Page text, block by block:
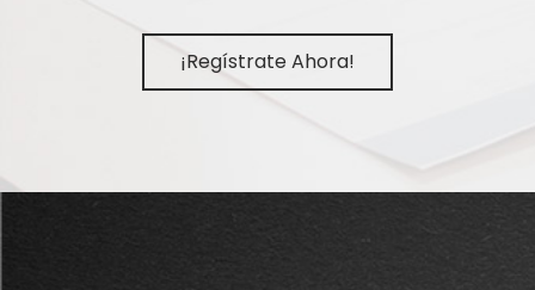
¡Regístrate Ahora!